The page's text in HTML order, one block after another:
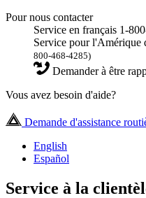
Pour nous contacter
Service en français 1-
Service pour
800-468-4285)
Demander à être
Vous avez besoin d'aide?
Demande d'assistance
English
Español
Service à la